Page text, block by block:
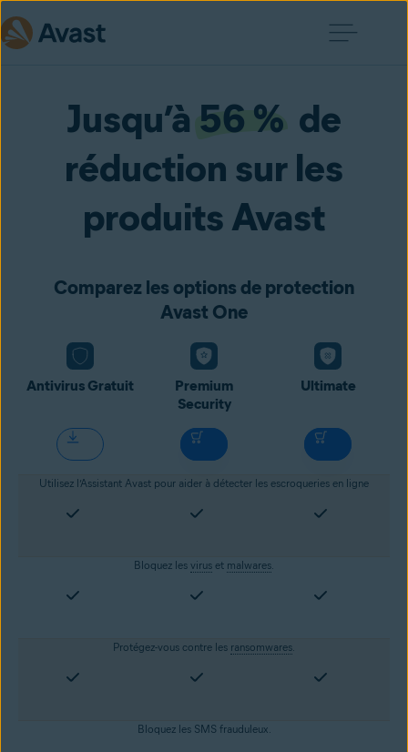
Jusqu’à 56 % de
réduction sur les
produits Avast
Comparez les options de protection
Avast One
Antivirus Gratuit
Premium
Security
Ultimate
Utilisez l’Assistant Avast pour aider à détecter les escroqueries en ligne
Bloquez les virus et malwares.
Protégez-vous contre les ransomwares.
Bloquez les SMS frauduleux.